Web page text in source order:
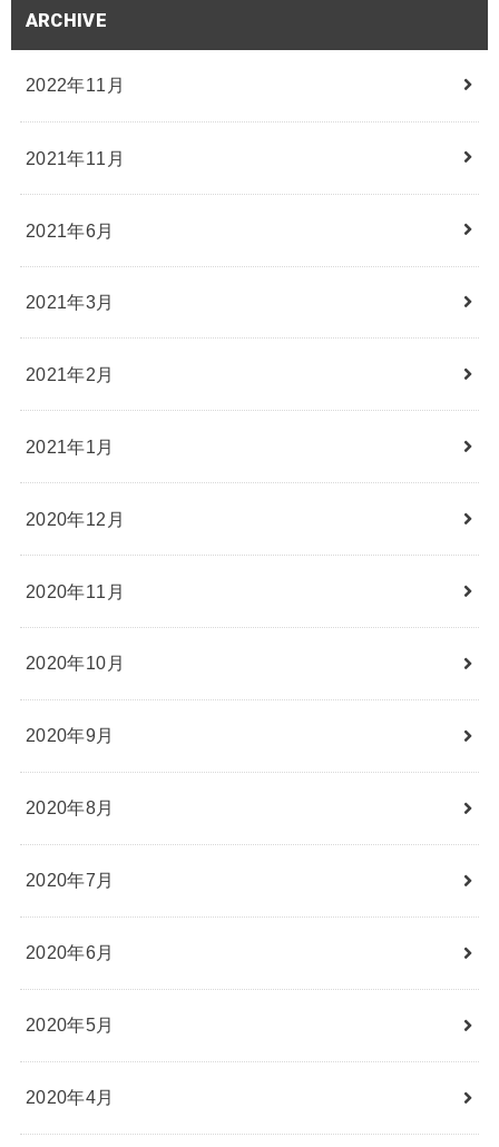
ARCHIVE
2022年11月
2021年11月
2021年6月
2021年3月
2021年2月
2021年1月
2020年12月
2020年11月
2020年10月
2020年9月
2020年8月
2020年7月
2020年6月
2020年5月
2020年4月